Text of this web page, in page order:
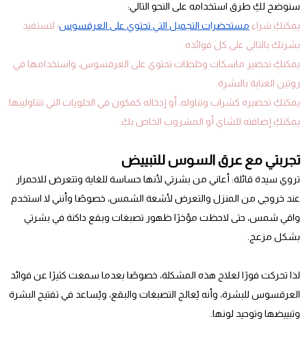
سنوضح لكِ طرق استخدامه على النحو التالي:
يمكنكِ شراء مستحضرات التجميل التي تحتوي على العرقسوس؛ لتستفيد
بشرتك بالتالي على كل فوائده.
يمكنكِ تحضير ماسكات وخلطات تحتوي على العرقسوس، واستخدامها في
روتين العناية بالبشرة.
يمكنكِ تحضيره كشراب وتناوله، أو إدخاله كمكون في الحلويات التي تتناولينها.
يمكنكِ إضافته للشاي أو المشروب الخاص بكِ.
تجربتي مع عرق السوس للتبييض
تروي سيدة قائلة: أعاني من بشرتي لأنها حساسة للغاية وتتعرض للاحمرار
عند خروجي من المنزل والتعرض لأشعة الشمس، خصوصًا وأنني لا استخدم
واقي شمس، حتى لاحظت مؤخرًا ظهور تصبغات وبقع داكنة في بشرتي
بشكل مزعج.
لذا تحركت فورًا لعلاج هذه المشكلة، خصوصًا بعدما سمعت كثيرًا عن فوائد
العرقسوس للبشرة، وأنه يُعالج التصبغات والبقع، ويُساعد في تفتيح البشرة
وتبييضها وتوحيد لونها.